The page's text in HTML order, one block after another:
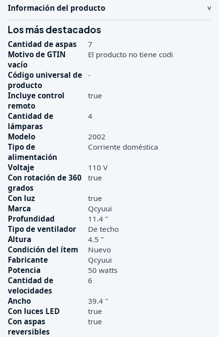
Información del producto
Los más destacados
Cantidad de aspas
7
Motivo de GTIN
vacío
El producto no tiene codi
Código universal de
producto
-
Incluye control
remoto
true
Cantidad de
lámparas
4
Modelo
2002
Tipo de
alimentación
Corriente doméstica
Voltaje
110 V
Con rotación de 360
grados
true
Con luz
true
Marca
Qcyuui
Profundidad
11.4 "
Tipo de ventilador
De techo
Altura
4.5 "
Condición del ítem
Nuevo
Fabricante
Qcyuui
Potencia
50 watts
Cantidad de
velocidades
6
Ancho
39.4 "
Con luces LED
true
Con aspas
reversibles
true